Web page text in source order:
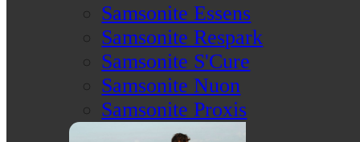
Samsonite Essens
Samsonite Respark
Samsonite S'Cure
Samsonite Nuon
Samsonite Proxis